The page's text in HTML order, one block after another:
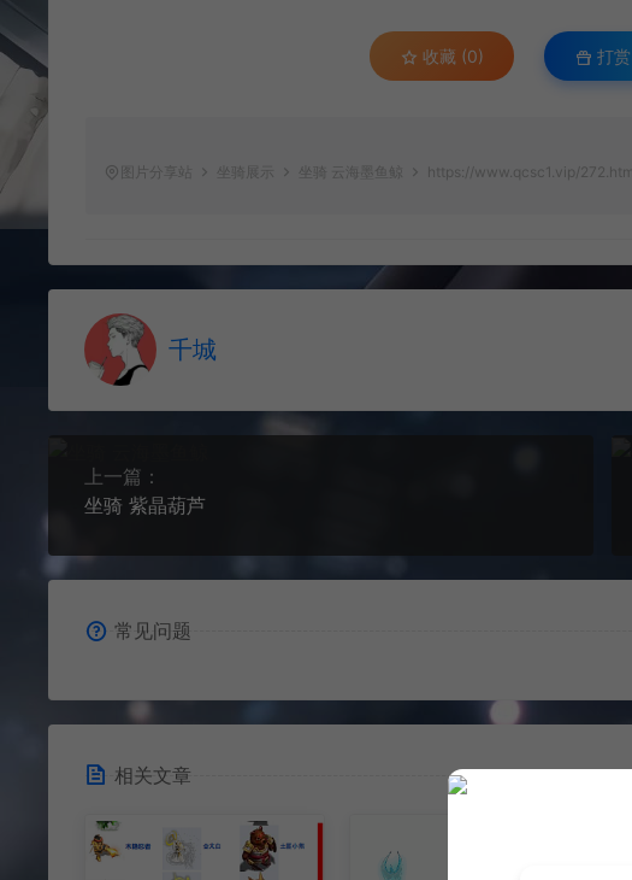
收藏 (0) 打赏
图片分享站 坐骑展示 坐骑 云海墨鱼鲸 https://www.qcsc1.vip/
千城
上一篇：
坐骑 紫晶葫芦
常见问题
相关文章